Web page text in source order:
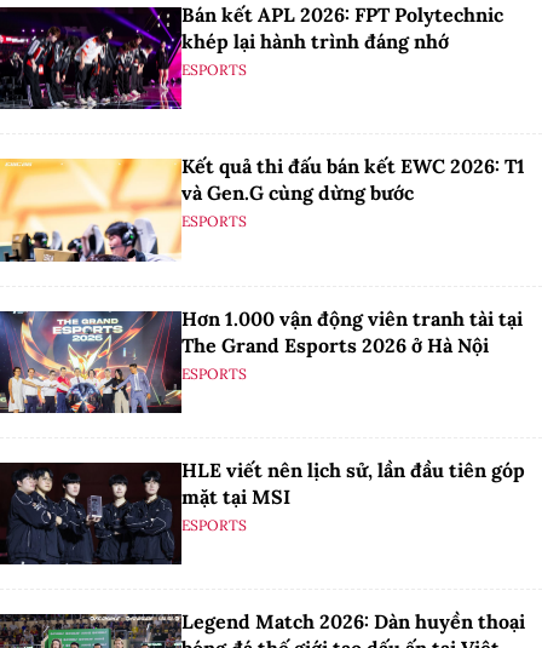
Bán kết APL 2026: FPT Polytechnic
khép lại hành trình đáng nhớ
ESPORTS
Kết quả thi đấu bán kết EWC 2026: T1
và Gen.G cùng dừng bước
ESPORTS
Hơn 1.000 vận động viên tranh tài tại
The Grand Esports 2026 ở Hà Nội
ESPORTS
HLE viết nên lịch sử, lần đầu tiên góp
mặt tại MSI
ESPORTS
Legend Match 2026: Dàn huyền thoại